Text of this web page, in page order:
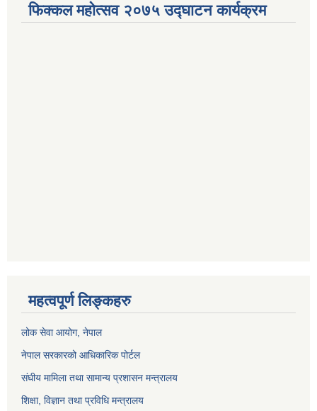
फिक्कल महोत्सव २०७५ उद्घाटन कार्यक्रम
महत्वपूर्ण लिङ्कहरु
लोक सेवा आयोग, नेपाल
नेपाल सरकारको आधिकारिक पोर्टल
संघीय मामिला तथा सामान्य प्रशासन मन्त्रालय
शिक्षा, विज्ञान तथा प्रविधि मन्त्रालय